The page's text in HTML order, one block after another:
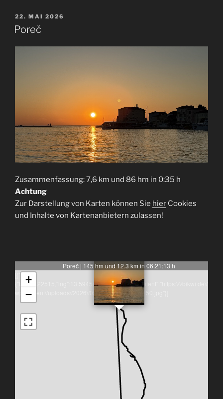
VERÖFFENTLICHT
AM
22. MAI 2026
Poreč
Zusammenfassung: 7,6 km und 86 hm in 0:35 h
Achtung
Zur Darstellung von Karten können Sie hier Cookies
und Inhalte von Kartenanbietern zulassen!
Poreč | 145 hm und 12.3 km in 06:21:13 h
[{"latlng":
{"lat":45.22515,"lng":13.594541666666666},"content":"https:\/\/bikwi.de\/
wp-content\/uploads\/2026\/05\/img_0009-150x150.jpg"}]
+
−